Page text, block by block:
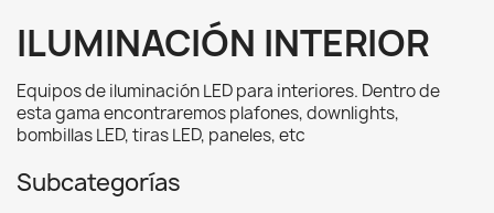
ILUMINACIÓN INTERIOR
Equipos de iluminación LED para interiores. Dentro de
esta gama encontraremos plafones, downlights,
bombillas LED, tiras LED, paneles, etc
Subcategorías